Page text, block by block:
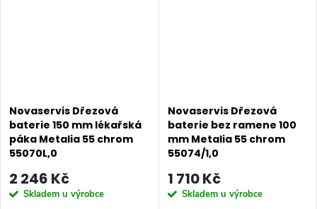
Novaservis Dřezová
baterie 150 mm lékařská
páka Metalia 55 chrom
55070L,0
2 246 Kč
Skladem u výrobce
Novaservis Dřezová
baterie bez ramene 100
mm Metalia 55 chrom
55074/1,0
1 710 Kč
Skladem u výrobce